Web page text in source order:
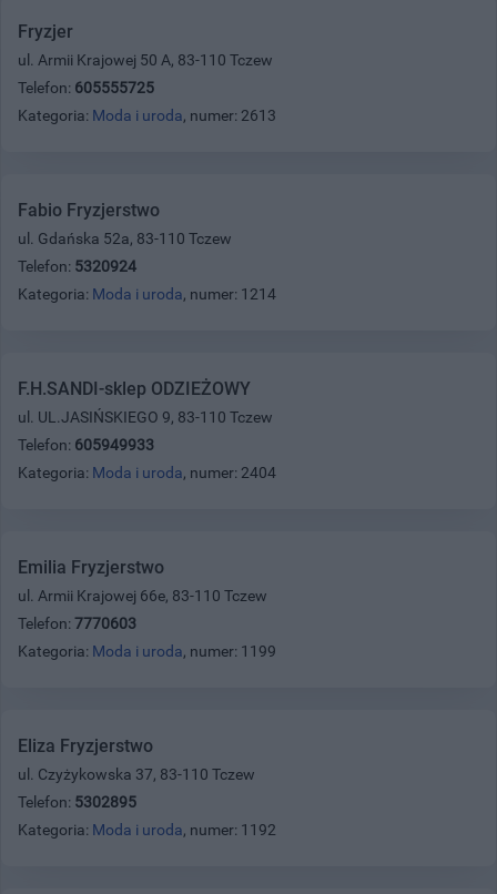
Fryzjer
ul. Armii Krajowej 50 A, 83-110 Tczew
Telefon: 605555725
Kategoria: Moda i uroda, numer: 2613
Fabio Fryzjerstwo
ul. Gdańska 52a, 83-110 Tczew
Telefon: 5320924
Kategoria: Moda i uroda, numer: 1214
F.H.SANDI-sklep ODZIEŻOWY
ul. UL.JASIŃSKIEGO 9, 83-110 Tczew
Telefon: 605949933
Kategoria: Moda i uroda, numer: 2404
Emilia Fryzjerstwo
ul. Armii Krajowej 66e, 83-110 Tczew
Telefon: 7770603
Kategoria: Moda i uroda, numer: 1199
Eliza Fryzjerstwo
ul. Czyżykowska 37, 83-110 Tczew
Telefon: 5302895
Kategoria: Moda i uroda, numer: 1192